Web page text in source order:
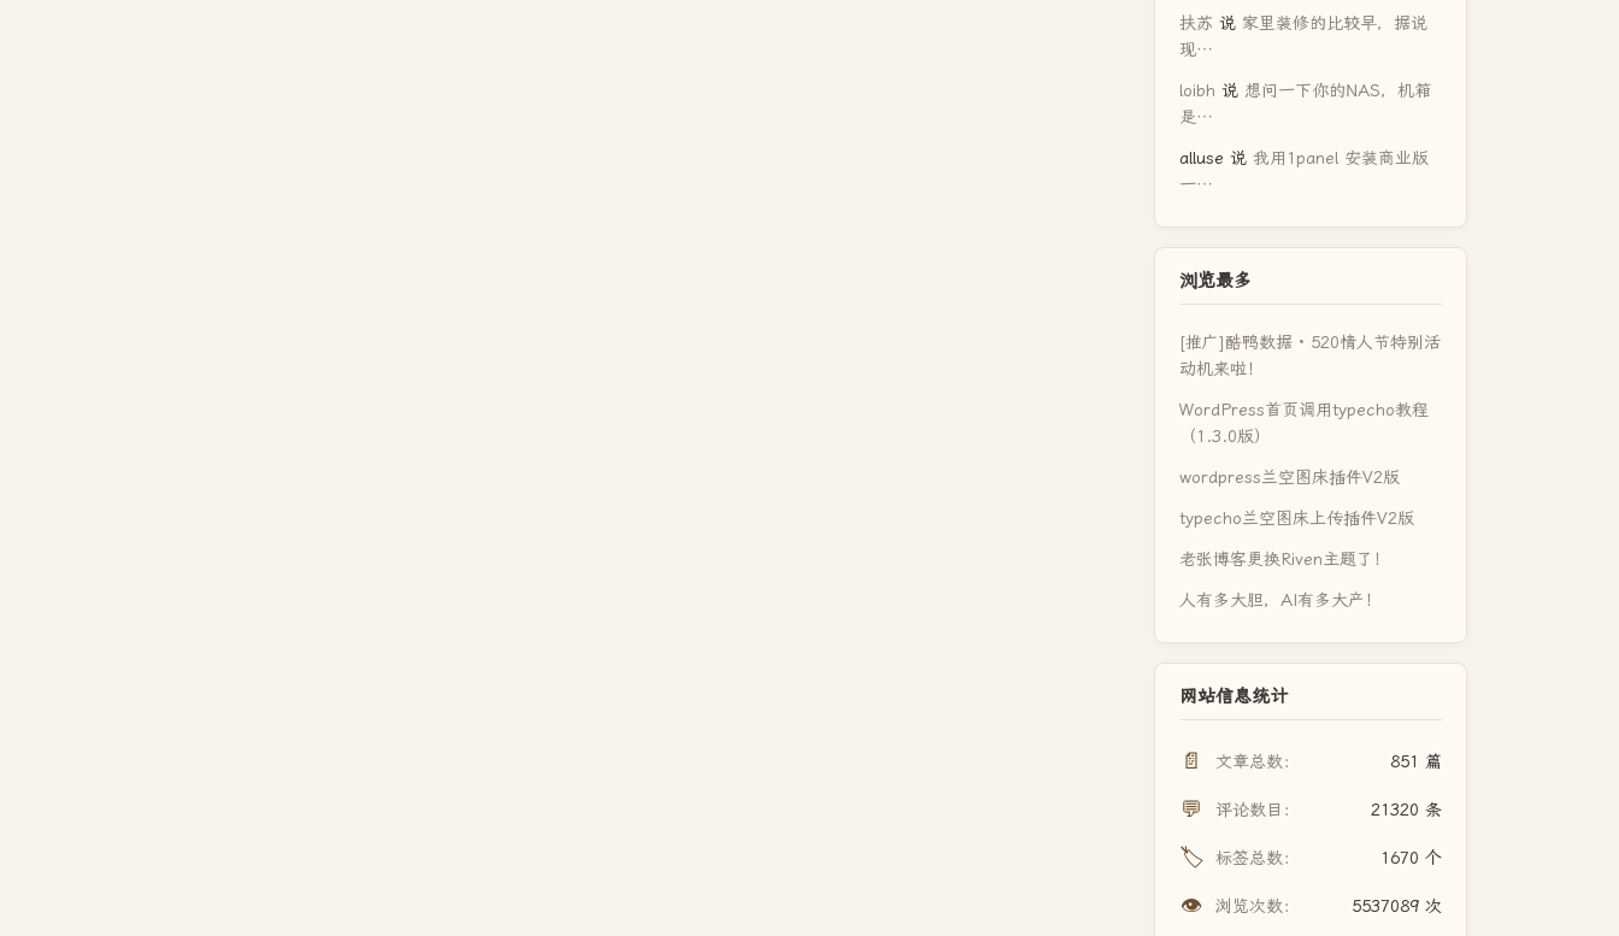
扶苏 说 家里装修的比较早，据说
现…
loibh 说 想问一下你的NAS，机箱
是…
alluse 说 我用1panel 安装商业版
一…
浏览最多
[推广]酷鸭数据 · 520情人节特别活
动机来啦！
WordPress首页调用typecho教程
（1.3.0版）
wordpress兰空图床插件V2版
typecho兰空图床上传插件V2版
老张博客更换Riven主题了！
人有多大胆，AI有多大产！
网站信息统计
📄 文章总数： 851 篇
💬 评论数目： 21320 条
🏷️ 标签总数： 1670 个
👁️ 浏览次数： 5537089 次